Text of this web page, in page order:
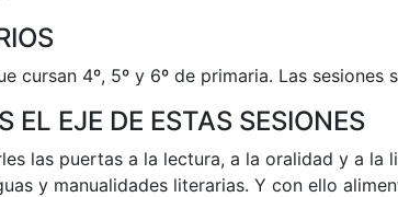
cursan 4º, 5º y 6º de primaria. Las
EL EJE DE ESTAS SESIONES
las puertas a la lectura, a la oralidad y a la
y manualidades literarias. Y con ello